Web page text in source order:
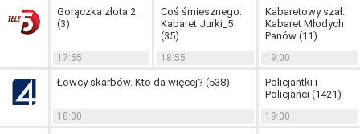
Gorączka złota 2
(3)
17:55
Coś śmiesznego:
Kabaret Jurki_5
(35)
18:55
Kabaretowy szał:
Kabaret Młodych
Panów (11)
19:00
Łowcy skarbów. Kto da więcej? (538)
18:00
Policjantki i
Policjanci (1421)
19:00